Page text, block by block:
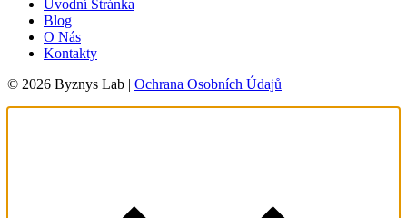
Úvodní Stránka
Blog
O Nás
Kontakty
© 2026 Byznys Lab | Ochrana Osobních Údajů